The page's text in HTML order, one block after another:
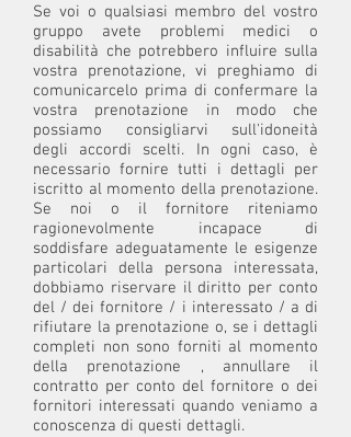
Se voi o qualsiasi membro del vostro
gruppo avete problemi medici o
disabilità che potrebbero influire sulla
vostra prenotazione, vi preghiamo di
comunicarcelo prima di confermare la
vostra prenotazione in modo che
possiamo consigliarvi sull'idoneità
degli accordi scelti. In ogni caso, è
necessario fornire tutti i dettagli per
iscritto al momento della prenotazione.
Se noi o il fornitore riteniamo
ragionevolmente incapace di
soddisfare adeguatamente le esigenze
particolari della persona interessata,
dobbiamo riservare il diritto per conto
del / dei fornitore / i interessato / a di
rifiutare la prenotazione o, se i dettagli
completi non sono forniti al momento
della prenotazione , annullare il
contratto per conto del fornitore o dei
fornitori interessati quando veniamo a
conoscenza di questi dettagli.